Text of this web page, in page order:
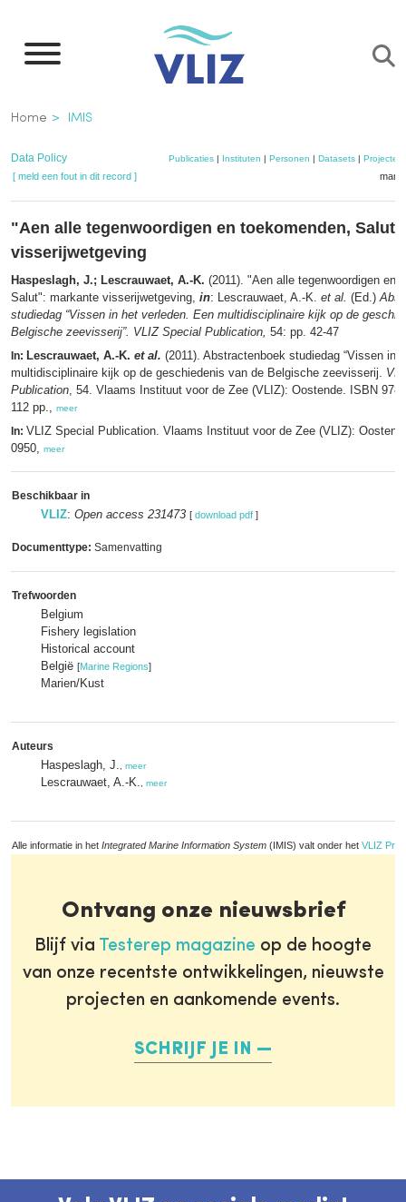
naar
inhoud
gaan
Kruimelpad
Home IMIS
Data Policy Publicaties| Instituten | Personen | Datasets| Projecten
[ meld een fout in dit record ]
"Aen alle tegenwoordigen en toekomenden,
visserijwetgeving
Haspeslagh, J.; Lescrauwaet, A.-K. (2011). "Aen alle tegenwoordigen en
Salut": markante visserijwetgeving, in: Lescrauwaet, A.-K. et al. (Ed.)
studiedag “Vissen in het verleden. Een multidisciplinaire kijk op de
Belgische zeevisserij”. VLIZ Special Publication, 54: pp. 42-47
In: Lescrauwaet, A.-K. et al. (2011). Abstractenboek studiedag “Vissen in
multidisciplinaire kijk op de geschiedenis van de Belgische zeevisserij.
Publication, 54. Vlaams Instituut voor de Zee (VLIZ): Oostende. ISBN 978-
112 pp., meer
In: VLIZ Special Publication. Vlaams Instituut voor de Zee (VLIZ):
0950, meer
Beschikbaar in
VLIZ: Open access 231473 [ download pdf ]
Documenttype: Samenvatting
Trefwoorden
Belgium
Fishery legislation
Historical account
België [Marine Regions]
Marien/Kust
Auteurs
Haspeslagh, J. meer
Lescrauwaet, A.-K. meer
Alle informatie in het Integrated Marine Information System (IMIS) valt onder het VLIZ
Ontvang onze nieuwsbrief
Blijf via Testerep magazine op de hoogte
van onze recentste ontwikkelingen, nieuwste
projecten en aankomende events.
SCHRIJF JE IN